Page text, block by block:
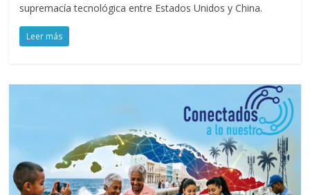
supremacía tecnológica entre Estados Unidos y China.
Leer más